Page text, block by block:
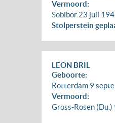
Vermoord:
Sobibor 23 juli
Stolperstein
LEON BRIL
Geboorte:
Rotterdam 9
Vermoord:
Gross-Rosen (Du.)